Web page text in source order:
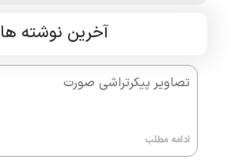
آخرین نوشته ها
تصاویر پیکرتراشی صورت
ادامه مطلب